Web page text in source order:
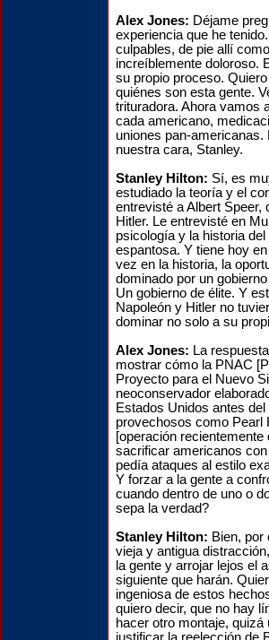
Alex Jones: Déjame
experiencia que he
culpables, de pie allí
increíblemente doloroso.
su propio proceso.
quiénes son esta gente.
trituradora. Ahora vamos
cada americano,
uniones pan-
nuestra cara, Stanley.
Stanley Hilton: Sí, es
estudiado la teoría y el
entrevisté a Albert Speer,
Hitler. Le entrevisté en
psicología y la historia
espantosa. Y tiene hoy
vez en la historia, la
dominado por un
Un gobierno de élite. Y
Napoleón y Hitler no
dominar no solo a su
Alex Jones: La
mostrar cómo la PNAC
Proyecto para el Nuevo
neoconservador
Estados Unidos antes
provechosos como Pearl
[operación
sacrificar americanos
pedía ataques al estilo
Y forzar a la gente a
cuando dentro de uno o
sepa la verdad?
Stanley Hilton: Bien, por
vieja y antigua
la gente y arrojar lejos el
siguiente que harán.
ingeniosa de estos
quiero decir, que no hay
hacer otro montaje,